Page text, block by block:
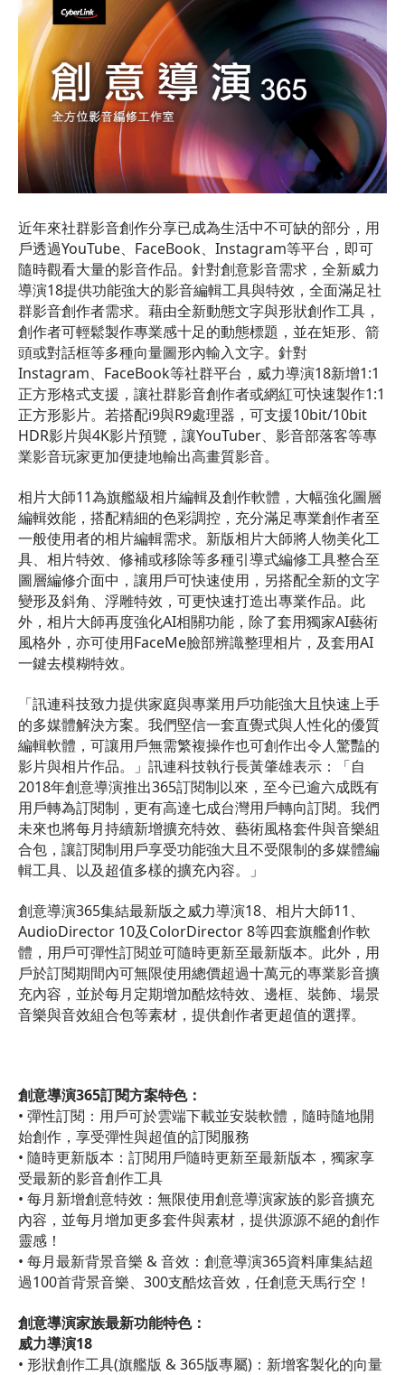
近年來社群影音創作分享已成為生活中不可缺的部分，用
戶透過YouTube、FaceBook、Instagram等平台，即可
隨時觀看大量的影音作品。針對創意影音需求，全新威力
導演18提供功能強大的影音編輯工具與特效，全面滿足社
群影音創作者需求。藉由全新動態文字與形狀創作工具，
創作者可輕鬆製作專業感十足的動態標題，並在矩形、箭
頭或對話框等多種向量圖形內輸入文字。針對
Instagram、FaceBook等社群平台，威力導演18新增1:1
正方形格式支援，讓社群影音創作者或網紅可快速製作1:1
正方形影片。若搭配i9與R9處理器，可支援10bit/10bit
HDR影片與4K影片預覽，讓YouTuber、影音部落客等專
業影音玩家更加便捷地輸出高畫質影音。
相片大師11為旗艦級相片編輯及創作軟體，大幅強化圖層
編輯效能，搭配精細的色彩調控，充分滿足專業創作者至
一般使用者的相片編輯需求。新版相片大師將人物美化工
具、相片特效、修補或移除等多種引導式編修工具整合至
圖層編修介面中，讓用戶可快速使用，另搭配全新的文字
變形及斜角、浮雕特效，可更快速打造出專業作品。此
外，相片大師再度強化AI相關功能，除了套用獨家AI藝術
風格外，亦可使用FaceMe臉部辨識整理相片，及套用AI
一鍵去模糊特效。
「訊連科技致力提供家庭與專業用戶功能強大且快速上手
的多媒體解決方案。我們堅信一套直覺式與人性化的優質
編輯軟體，可讓用戶無需繁複操作也可創作出令人驚豔的
影片與相片作品。」訊連科技執行長黃肇雄表示：「自
2018年創意導演推出365訂閱制以來，至今已逾六成既有
用戶轉為訂閱制，更有高達七成台灣用戶轉向訂閱。我們
未來也將每月持續新增擴充特效、藝術風格套件與音樂組
合包，讓訂閱制用戶享受功能強大且不受限制的多媒體編
輯工具、以及超值多樣的擴充內容。」
創意導演365集結最新版之威力導演18、相片大師11、
AudioDirector 10及ColorDirector 8等四套旗艦創作軟
體，用戶可彈性訂閱並可隨時更新至最新版本。此外，用
戶於訂閱期間內可無限使用總價超過十萬元的專業影音擴
充內容，並於每月定期增加酷炫特效、邊框、裝飾、場景
音樂與音效組合包等素材，提供創作者更超值的選擇。
創意導演365訂閱方案特色：
• 彈性訂閱：用戶可於雲端下載並安裝軟體，隨時隨地開
始創作，享受彈性與超值的訂閱服務
• 隨時更新版本：訂閱用戶隨時更新至最新版本，獨家享
受最新的影音創作工具
• 每月新增創意特效：無限使用創意導演家族的影音擴充
內容，並每月增加更多套件與素材，提供源源不絕的創作
靈感！
• 每月最新背景音樂 & 音效：創意導演365資料庫集結超
過100首背景音樂、300支酷炫音效，任創意天馬行空！
創意導演家族最新功能特色：
威力導演18
• 形狀創作工具(旗艦版 & 365版專屬)：新增客製化的向量